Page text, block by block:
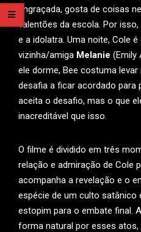
engraçada, gosta de coisas
valentões da escola. Por
e a idolatra. Uma noite, Cole
vizinha/amiga Melanie (Emily
ele dorme, Bee costuma
desafia a ficar acordado para
aceita o desafio, mas o que
inacreditável que isso.
O filme é dividido em três
relação e admiração de Cole
acompanha a revelação e o
espécie de um culto
estopim para o embate final.
forma natural por esses